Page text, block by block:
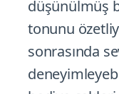
düşünülmüş
tonunu
sonrasında